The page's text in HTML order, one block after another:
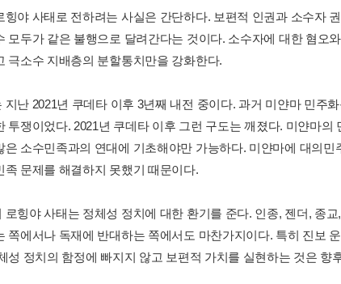
힝야 사태로 전하려는 사실은 간단하다. 보편적 인권과 소수자
모두가 같은 불행으로 달려간다는 것이다. 소수자에 대한 혐오
극소수 지배층의 분할통치만을 강화한다.
지난 2021년 쿠데타 이후 3년째 내전 중이다. 과거 미얀마 민주
투쟁이었다. 2021년 쿠데타 이후 그런 구도는 깨졌다. 미얀마
은 소수민족과의 연대에 기초해야만 가능하다. 미얀마에 대의
족 문제를 해결하지 못했기 때문이다.
로힝야 사태는 정체성 정치에 대한 환기를 준다. 인종, 젠더, 종
쪽에서나 독재에 반대하는 쪽에서도 마찬가지이다. 특히 진보
성 정치의 함정에 빠지지 않고 보편적 가치를 실현하는 것은 향